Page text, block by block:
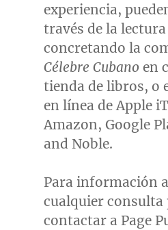
experiencia,
través de la
concretando la
Célebre Cubano en
tienda de libros, o
en línea de Apple
Amazon, Google
and Noble.
Para información
cualquier consulta
contactar a Page